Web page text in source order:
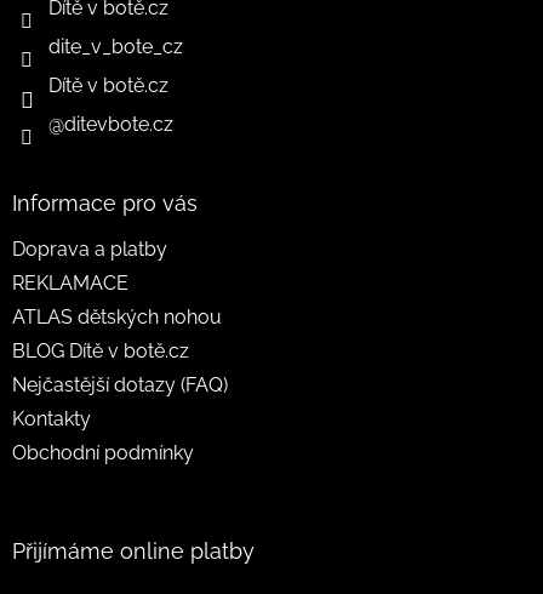
Dítě v botě.cz
dite_v_bote_cz
Dítě v botě.cz
@ditevbote.cz
Informace pro vás
Doprava a platby
REKLAMACE
ATLAS dětských nohou
BLOG Dítě v botě.cz
Nejčastější dotazy (FAQ)
Kontakty
Obchodní podmínky
Přijímáme online platby